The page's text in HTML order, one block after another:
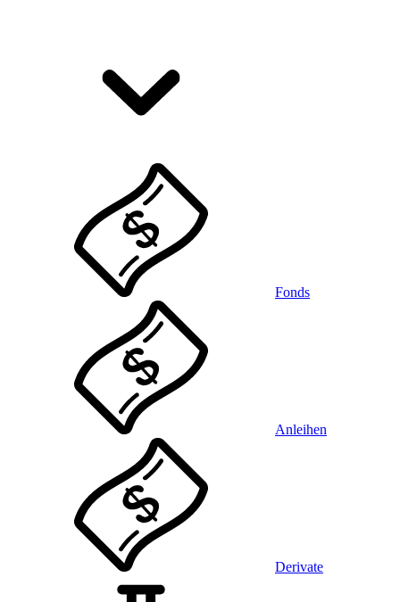
Fonds
Anleihen
Derivate